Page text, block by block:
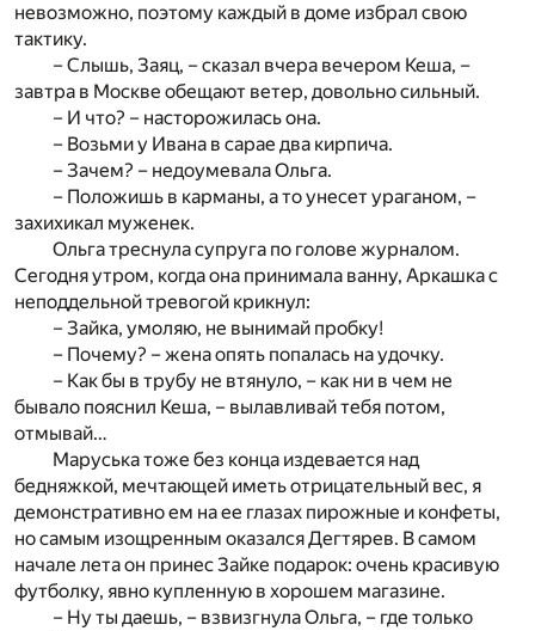
невозможно, поэтому каждый в доме избрал свою
тактику.
– Слышь, Заяц, – сказал вчера вечером Кеша, –
завтра в Москве обещают ветер, довольно сильный.
– И что? – насторожилась она.
– Возьми у Ивана в сарае два кирпича.
– Зачем? – недоумевала Ольга.
– Положишь в карманы, а то унесет ураганом, –
захихикал муженек.
Ольга треснула супруга по голове журналом.
Сегодня утром, когда она принимала ванну, Аркашка с
неподдельной тревогой крикнул:
– Зайка, умоляю, не вынимай пробку!
– Почему? – жена опять попалась на удочку.
– Как бы в трубу не втянуло, – как ни в чем не
бывало пояснил Кеша, – вылавливай тебя потом,
отмывай…
Маруська тоже без конца издевается над
бедняжкой, мечтающей иметь отрицательный вес, я
демонстративно ем на ее глазах пирожные и конфеты,
но самым изощренным оказался Дегтярев. В самом
начале лета он принес Зайке подарок: очень красивую
футболку, явно купленную в хорошем магазине.
– Ну ты даешь, – взвизгнула Ольга, – где только